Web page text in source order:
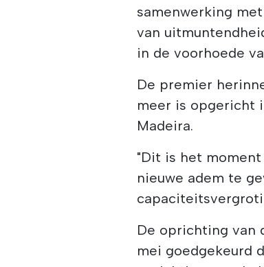
samenwerking
van
in de voorhoede
De premier
meer is opgericht
Madeira.
"Dit is het
nieuwe adem te
De oprichting van
mei goedgekeurd